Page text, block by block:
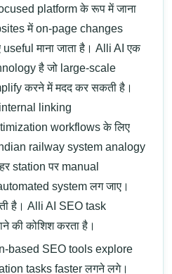
platform के रूप में जाना
में on-page changes
माना जाता है। Alli AI एक
है जो large-scale
करने में मदद कर सकती है।
linking
workflows के लिए
railway system analogy
station पर manual
system लग जाए।
है। Alli AI SEO task
की कोशिश करता है।
based SEO tools explore
tasks faster लगने लगे।